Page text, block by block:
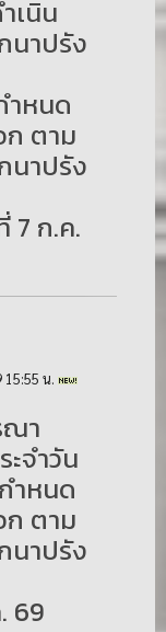
เนิน
นาปรัง
ำหนด
ก ตาม
นาปรัง
7 ก.ค.
15:55 น.
ณา
จำวัน
ำหนด
ก ตาม
นาปรัง
69